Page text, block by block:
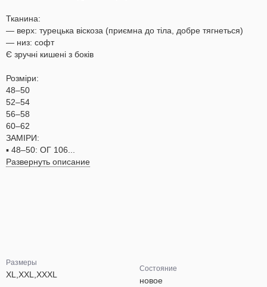
Тканина:
— верх: турецька віскоза (приємна до тіла, добре тягнеться)
— низ: софт
Є зручні кишені з боків
Розміри:
48–50
52–54
56–58
60–62
ЗАМІРИ:
▪ 48–50: ОГ 106...
Развернуть описание
Размеры
XL,XXL,XXXL
Состояние
новое